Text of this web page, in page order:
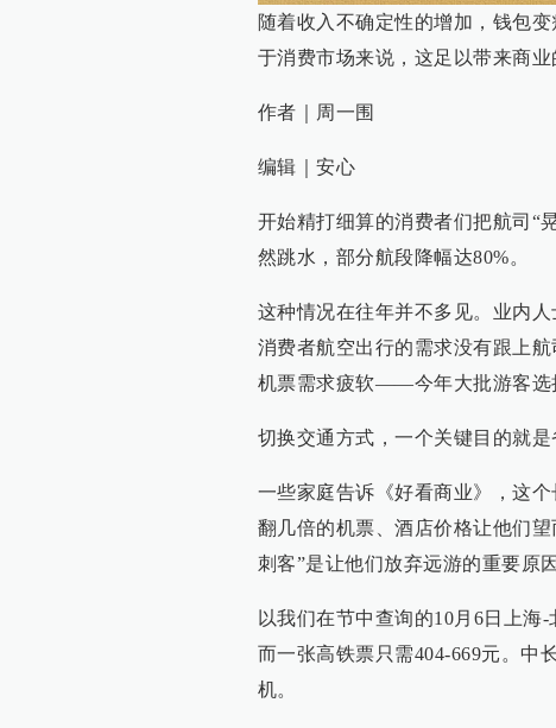
随着收入不确定性的增加，钱包
于消费市场来说，这足以带来商业
作者｜周一围
编辑｜安心
开始精打细算的消费者们把航司“
然跳水，部分航段降幅达80%。
这种情况在往年并不多见。业内
消费者航空出行的需求没有跟上
机票需求疲软——今年大批游客选
切换交通方式，一个关键目的就是
一些家庭告诉《好看商业》，这
翻几倍的机票、酒店价格让他们
刺客”是让他们放弃远游的重要原
以我们在节中查询的10月6日上海
而一张高铁票只需404-669元。中
机。